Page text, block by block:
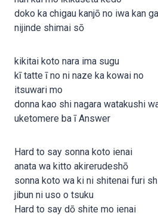
doko ka chigau kanjō no iwa kan ga
nijinde shimai sō
kikitai koto nara ima sugu
kī tatte ī no ni naze ka kowai no
itsuwari mo
donna kao shi nagara watakushi
uketomere ba ī Answer
Hard to say sonna koto ienai
anata wa kitto akirerudeshō
sonna koto wa ki ni shitenai furi
jibun ni uso o tsuku
Hard to say dō shite mo ienai